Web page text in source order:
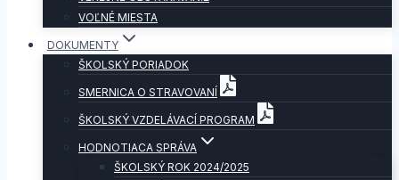
VOĽNÉ MIESTA
DOKUMENTY
ŠKOLSKÝ PORIADOK
SMERNICA O STRAVOVANÍ
ŠKOLSKÝ VZDELÁVACÍ PROGRAM
HODNOTIACA SPRÁVA
ŠKOLSKÝ ROK 2024/2025